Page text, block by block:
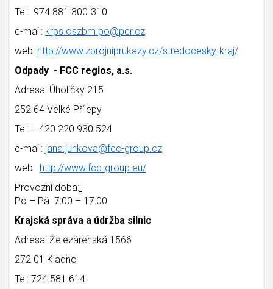
Tel: 974 881 300-310
e-mail: krps.oszbm.po@pcr.cz
web: http://www.zbrojniprukazy.cz/stredocesky-kraj/
Odpady - FCC regios, a.s.
Adresa: Úholičky 215
252 64 Velké Přílepy
Tel: + 420 220 930 524
e-mail: jana.junkova@fcc-group.cz
web: http://www.fcc-group.eu/
Provozní doba:
Po – Pá 7:00 – 17:00
Krajská správa a údržba silnic
Adresa: Železárenská 1566
272 01 Kladno
Tel: 724 581 614